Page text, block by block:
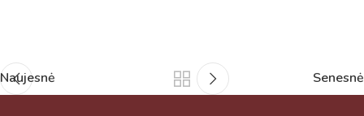
Naujesnė Senesnė